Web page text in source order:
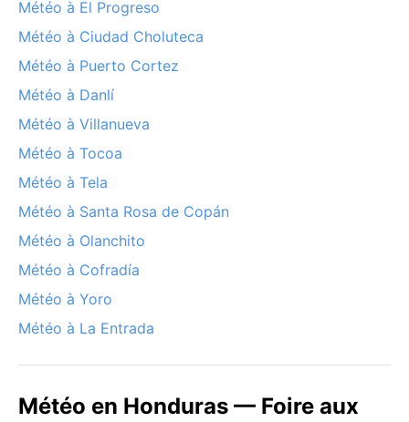
Météo à El Progreso
Météo à Ciudad Choluteca
Météo à Puerto Cortez
Météo à Danlí
Météo à Villanueva
Météo à Tocoa
Météo à Tela
Météo à Santa Rosa de Copán
Météo à Olanchito
Météo à Cofradía
Météo à Yoro
Météo à La Entrada
Météo en Honduras — Foire aux